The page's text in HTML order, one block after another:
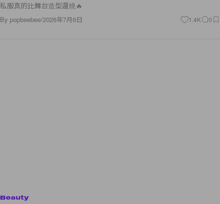
私服真的比舞台造型還燒🔥
By popbeebee/2026年7月6日 1.4K 0
Beauty